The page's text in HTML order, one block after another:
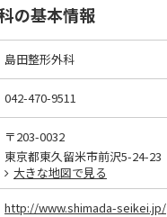
の基本情報
島田整形外科
042-470-9511
〒203-0032
東京都東久留米市前沢5-24-23
大きな地図で見る
http://www.shimada-seikei.jp/